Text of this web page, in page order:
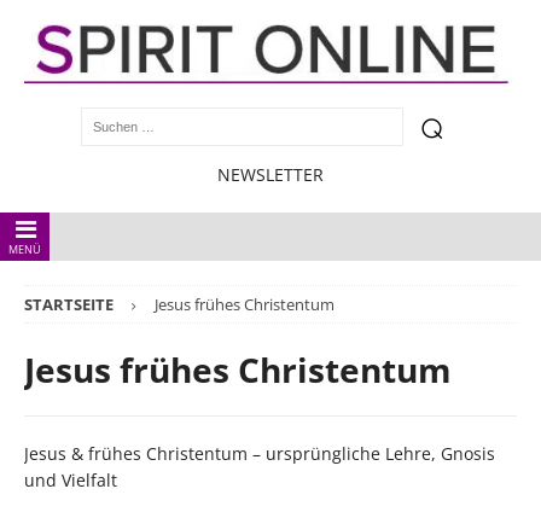
NEWSLETTER
MENÜ
STARTSEITE Jesus frühes Christentum
Jesus frühes Christentum
Jesus & frühes Christentum – ursprüngliche Lehre, Gnosis
und Vielfalt